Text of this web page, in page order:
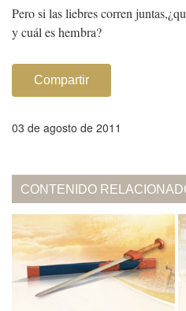
Pero si las liebres corren juntas,
y cuál es hembra?
Compartir
03 de agosto de 2011
CONTENIDO